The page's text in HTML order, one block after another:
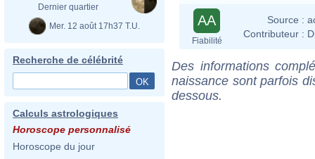
Dernier quartier
Mer. 12 août 17h37 T.U.
Recherche de célébrité
Calculs astrologiques
Horoscope personnalisé
Horoscope du jour
AA
Fiabilité
Source :
Contributeur :
Des informations
naissance sont parfois
dessous.